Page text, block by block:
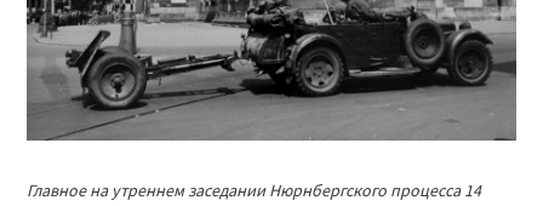
Главное на утреннем заседании Нюрнбергского процесса 14